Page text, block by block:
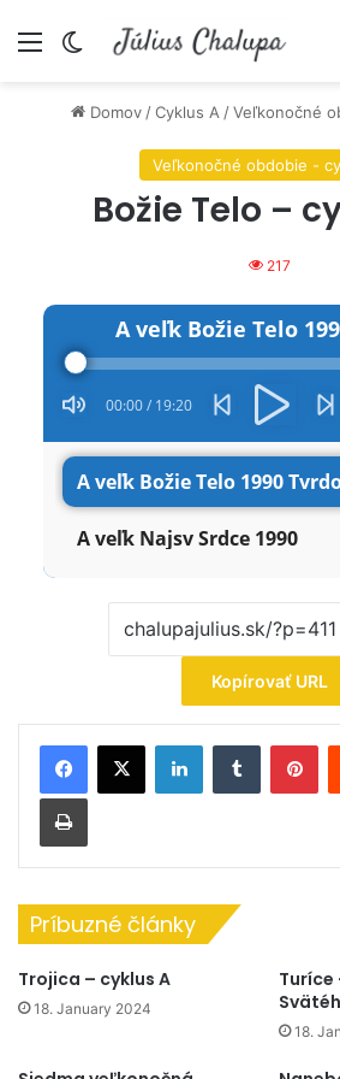
Menu Switch skin
Domov/Cyklus A/Veľkonočné
Veľkonočné obdobie -
Božie Telo –
217
Audio
00:00/ 19:20
A veľk Božie Telo 1990
A veľk Najsv Srdce 1990
Kopírovať URL
LinkedInTumblr
Tlačiť
Príbuzné články
Trojica – cyklus A
18. January 2024
Turíce
18.